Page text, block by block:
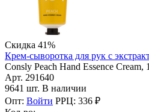
Скидка 41%
Крем-сыворотка для рук с
Consly Peach Hand Essence Cream,
Арт. 291640
9641 шт. В наличии
Опт: Войти РРЦ: 336 ₽